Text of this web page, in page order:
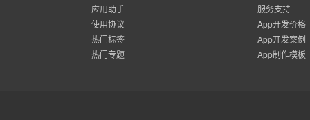
应用助手
使用协议
热门标签
热门专题
服务支持
App开发价格
App开发案例
App制作模板